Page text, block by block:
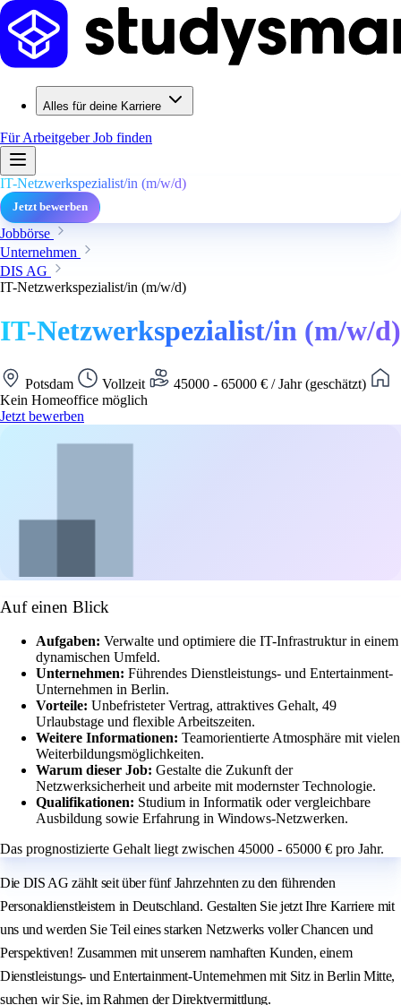
Alles für deine Karriere
Für ArbeitgeberJob finden
IT-Netzwerkspezialist/in (m/w/d)
Jetzt bewerben
Jobbörse
Unternehmen
DIS AG
IT-Netzwerkspezialist/in (m/w/d)
IT-Netzwerkspezialist/in (m/w/d)
Potsdam Vollzeit
45000 - 65000 € / Jahr (geschätzt)
Kein Homeoffice möglich
Jetzt bewerben
Auf einen Blick
Aufgaben: Verwalte und optimiere die IT-Infrastruktur in einem
dynamischen Umfeld.
Unternehmen: Führendes Dienstleistungs- und Entertainment-
Unternehmen in Berlin.
Vorteile: Unbefristeter Vertrag, attraktives Gehalt, 49
Urlaubstage und flexible Arbeitszeiten.
Weitere Informationen: Teamorientierte Atmosphäre mit vielen
Weiterbildungsmöglichkeiten.
Warum dieser Job: Gestalte die Zukunft der
Netzwerksicherheit und arbeite mit modernster Technologie.
Qualifikationen: Studium in Informatik oder vergleichbare
Ausbildung sowie Erfahrung in Windows-Netzwerken.
Das prognostizierte Gehalt liegt zwischen 45000 - 65000 € pro Jahr.
Die DIS AG zählt seit über fünf Jahrzehnten zu den führenden
Personaldienstleistern in Deutschland. Gestalten Sie jetzt Ihre Karriere mit
uns und werden Sie Teil eines starken Netzwerks voller Chancen und
Perspektiven! Zusammen mit unserem namhaften Kunden, einem
Dienstleistungs- und Entertainment-Unternehmen mit Sitz in Berlin Mitte,
suchen wir Sie, im Rahmen der Direktvermittlung.